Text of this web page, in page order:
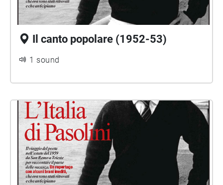
Il canto popolare (1952-53)
1 sound